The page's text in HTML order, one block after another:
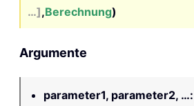
…],Berechnung)
Argumente
parameter1, parameter2, …: